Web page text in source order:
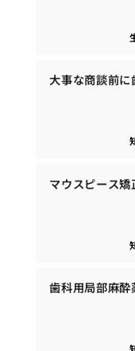
大事な商談前
マウスピース
歯科用局部麻